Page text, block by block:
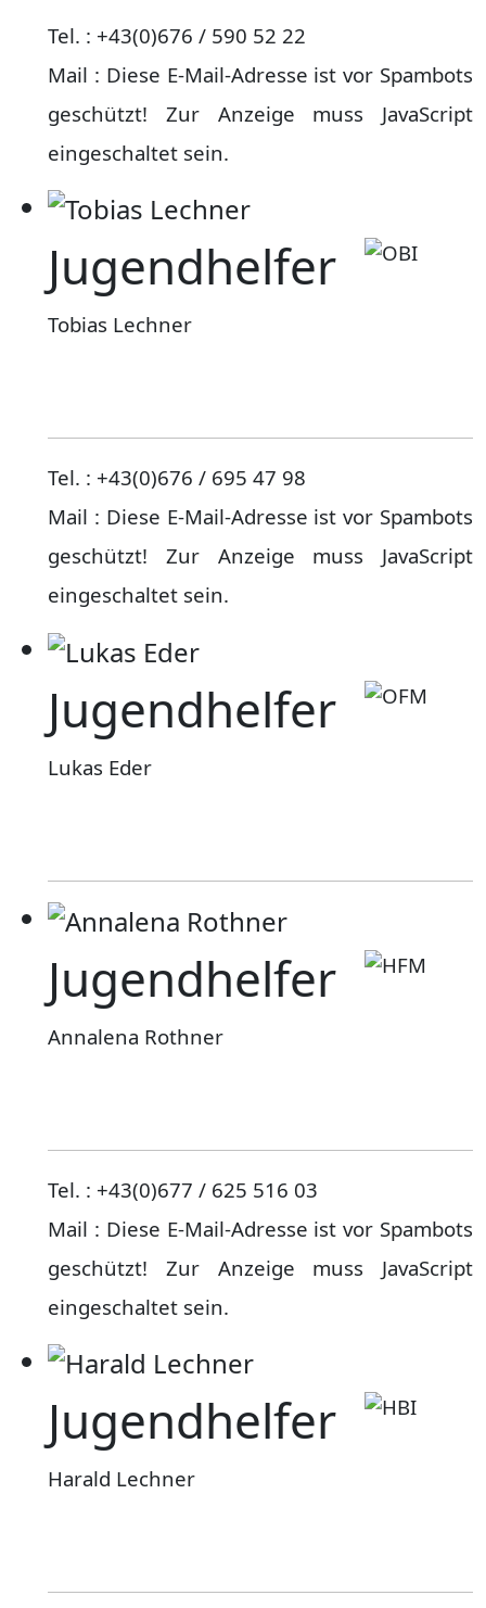
Tel. : +43(0)676 / 590 52 22
Mail : Diese E-Mail-Adresse ist vor Spambots
geschützt! Zur Anzeige muss JavaScript
eingeschaltet sein.
Jugendhelfer
Tobias Lechner
Tel. : +43(0)676 / 695 47 98
Mail : Diese E-Mail-Adresse ist vor Spambots
geschützt! Zur Anzeige muss JavaScript
eingeschaltet sein.
Jugendhelfer
Lukas Eder
Jugendhelfer
Annalena Rothner
Tel. : +43(0)677 / 625 516 03
Mail : Diese E-Mail-Adresse ist vor Spambots
geschützt! Zur Anzeige muss JavaScript
eingeschaltet sein.
Jugendhelfer
Harald Lechner